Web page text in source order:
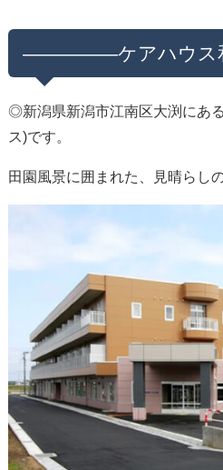
—————ケアハウス
◎新潟県新潟市江南区大渕にあ
ス)です。
田園風景に囲まれた、見晴らし